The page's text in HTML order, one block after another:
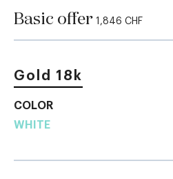
Basic offer 1,846 CHF
Gold 18k
COLOR
WHITE